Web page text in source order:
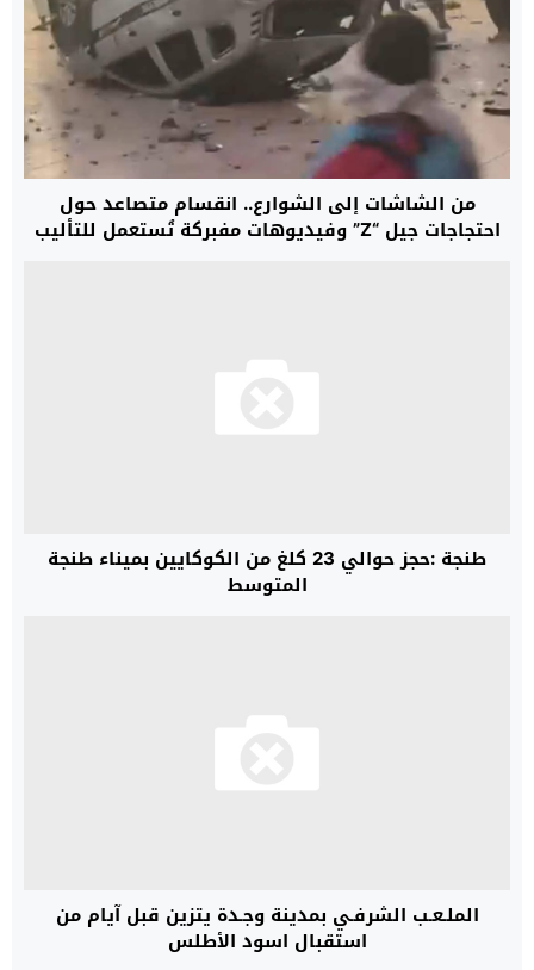
من الشاشات إلى الشوارع.. انقسام متصاعد حول
احتجاجات جيل “Z” وفيديوهات مفبركة تُستعمل للتأليب
طنجة :حجز حوالي 23 كلغ من الكوكايين بميناء طنجة
المتوسط
الملـعـب الشرفـي بمدينة وجـدة يتزين قبل آيام من
استقبال اسود الأطلس